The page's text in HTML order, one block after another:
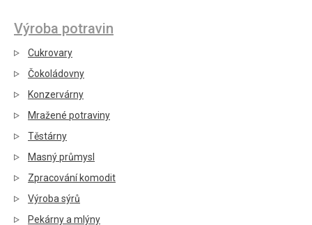
Výroba potravin
Cukrovary
Čokoládovny
Konzervárny
Mražené potraviny
Těstárny
Masný průmysl
Zpracování komodit
Výroba sýrů
Pekárny a mlýny